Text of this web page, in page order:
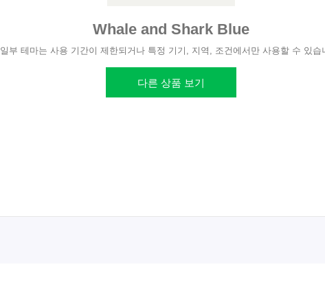
Whale and Shark Blue
일부 테마는 사용 기간이 제한되거나 특정 기기, 지역, 조건에서만 사용할 수 있습
다른 상품 보기